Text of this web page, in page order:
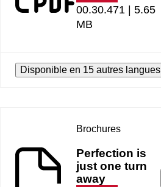
00.30.471 | 5.65
MB
Disponible en 15 autres langues
Brochures
Perfection is
just one turn
away